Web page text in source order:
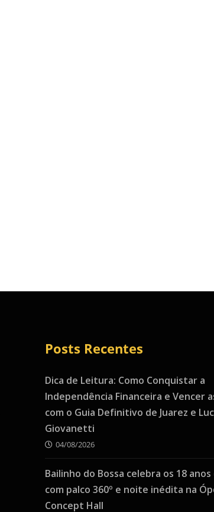
Posts Recentes
Dica de Leitura: Como Conquistar a
Independência Financeira e Vencer
com o Guia Definitivo de Juarez e
Giovanetti
04/08/2026
Bailinho do Bossa celebra os 18 anos
com palco 360º e noite inédita na
Concept Hall